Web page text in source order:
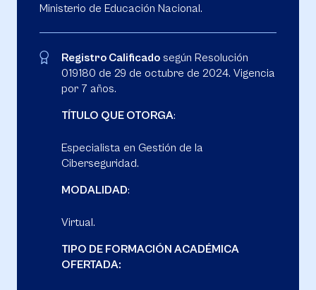
Ministerio de Educación Nacional.
Registro Calificado según Resolución
019180 de 29 de octubre de 2024. Vigencia
por 7 años.
TÍTULO QUE OTORGA:
Especialista en Gestión de la
Ciberseguridad.
MODALIDAD:
Virtual.
TIPO DE FORMACIÓN ACADÉMICA
OFERTADA: